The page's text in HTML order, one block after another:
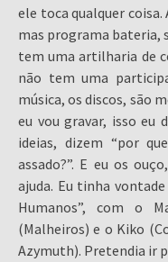
ele toca qualquer
mas programa bateria,
tem uma artilharia de
não tem uma
música, os discos, são
eu vou gravar, isso eu
ideias, dizem “por
assado?”. E eu os
ajuda. Eu tinha
Humanos”, com o
(Malheiros) e o Kiko
Azymuth). Pretendia ir